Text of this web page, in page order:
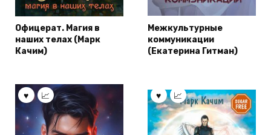
Офицерат. Магия в
наших телах (Марк
Качим)
Межкультурные
коммуникации
(Екатерина Гитман)